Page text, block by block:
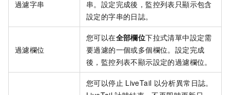
過濾字串
串。設定完成後，監控列表只顯示包含
設定的字串的日誌。
過濾欄位
您可以在全部欄位下拉式清單中設定需
要過濾的一個或多個欄位。設定完成
後，監控列表不顯示設定的過濾欄位。
您可以停止 LiveTail 以分析異常日誌。